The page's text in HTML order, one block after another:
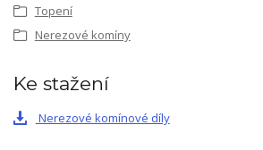
Topení
Nerezové komíny
Ke stažení
Nerezové komínové díly